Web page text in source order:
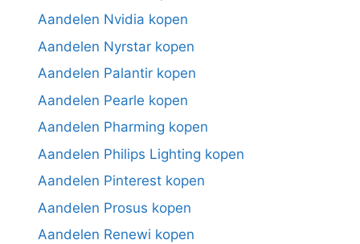
Aandelen Nvidia kopen
Aandelen Nyrstar kopen
Aandelen Palantir kopen
Aandelen Pearle kopen
Aandelen Pharming kopen
Aandelen Philips Lighting kopen
Aandelen Pinterest kopen
Aandelen Prosus kopen
Aandelen Renewi kopen